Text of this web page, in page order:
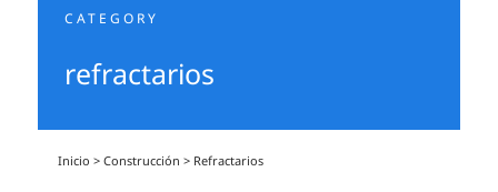
CATEGORY
refractarios
Inicio >Construcción > Refractarios